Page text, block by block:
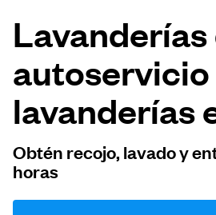
Precios y
Quiénes somos
Para las
Lavanderías
lavanderías
Obtén recojo, lavado y
horas